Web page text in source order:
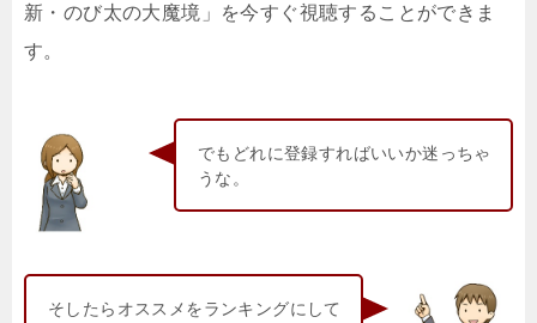
新・のび太の大魔境」を今すぐ視聴することができま
す。
でもどれに登録すればいいか迷っちゃ
うな。
そしたらオススメをランキングにして